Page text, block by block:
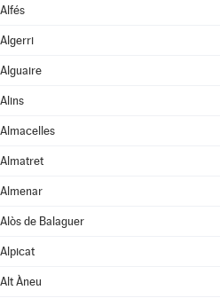
Alfés
Algerri
Alguaire
Alins
Almacelles
Almatret
Almenar
Alòs de Balaguer
Alpicat
Alt Àneu